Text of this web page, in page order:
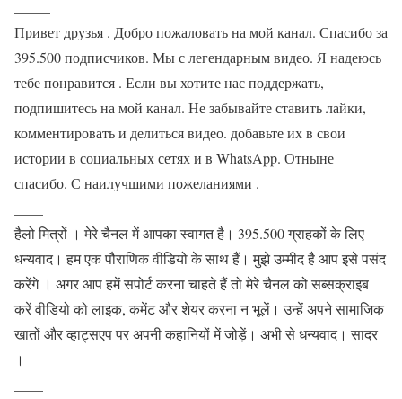
Привет друзья . Добро пожаловать на мой канал. Спасибо за
395.500 подписчиков. Мы с легендарным видео. Я надеюсь
тебе понравится . Если вы хотите нас поддержать,
подпишитесь на мой канал. Не забывайте ставить лайки,
комментировать и делиться видео. добавьте их в свои
истории в социальных сетях и в WhatsApp. Отныне
спасибо. С наилучшими пожеланиями .
हैलो मित्रों । मेरे चैनल में आपका स्वागत है। 395.500 ग्राहकों के लिए
धन्यवाद। हम एक पौराणिक वीडियो के साथ हैं। मुझे उम्मीद है आप इसे पसंद
करेंगे । अगर आप हमें सपोर्ट करना चाहते हैं तो मेरे चैनल को सब्सक्राइब
करें वीडियो को लाइक, कमेंट और शेयर करना न भूलें। उन्हें अपने सामाजिक
खातों और व्हाट्सएप पर अपनी कहानियों में जोड़ें। अभी से धन्यवाद। सादर
।